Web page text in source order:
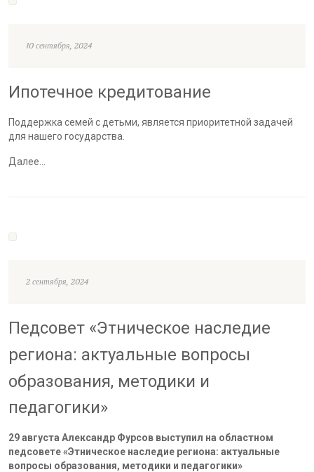
10 сентября, 2024
Ипотечное кредитование
Поддержка семей с детьми, является приоритетной задачей
для нашего государства.
Далее…
2 сентября, 2024
Педсовет «Этническое наследие
региона: актуальные вопросы
образования, методики и
педагогики»
29 августа Александр Фурсов выступил на областном
педсовете «Этническое наследие региона: актуальные
вопросы образования, методики и педагогики»